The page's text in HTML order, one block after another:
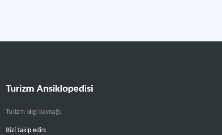
Turizm Ansiklopedisi
Turizm bilgi kaynağı.
Bizi takip edin: